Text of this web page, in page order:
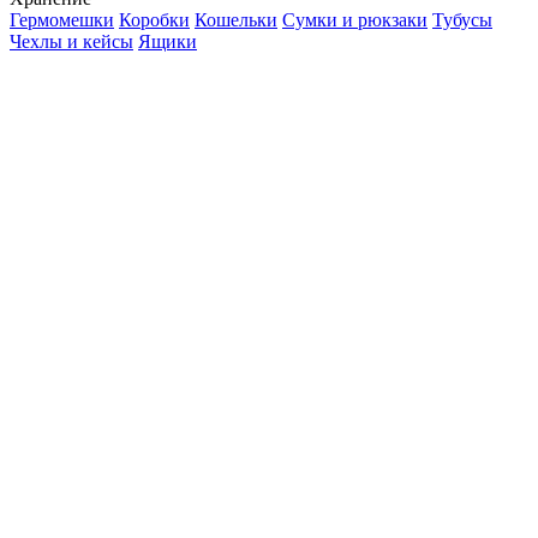
Гермомешки Коробки Кошельки Сумки и рюкзаки Тубусы
Чехлы и кейсы Ящики